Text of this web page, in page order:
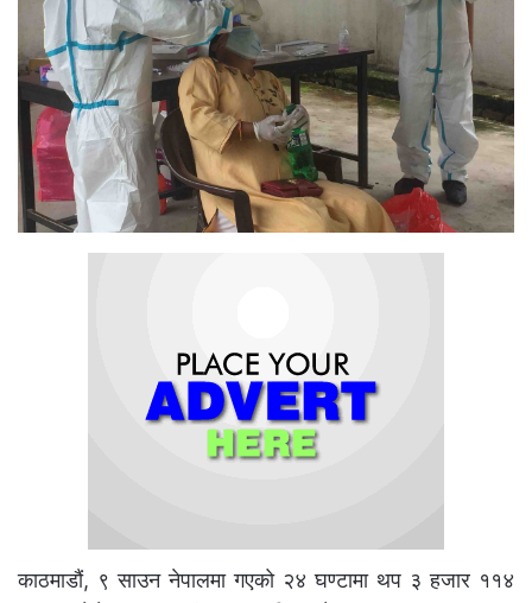
काठमाडौं, ९ साउन नेपालमा गएको २४ घण्टामा थप ३ हजार ११४